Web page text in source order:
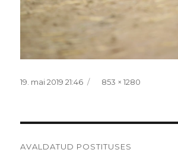
Postitatud
19. mai 2019 21:46 Täissuurus
853 × 1280
AVALDATUD POSTITUSES